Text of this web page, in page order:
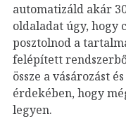
automatizáld akár
oldaladat úgy, hogy
posztolnod a
felépített
össze a vásározást
érdekében, hogy
legyen.